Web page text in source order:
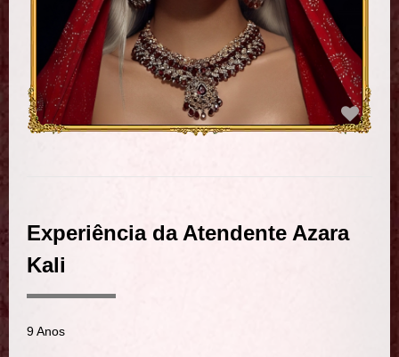
Experiência da Atendente Azara
Kali
9 Anos